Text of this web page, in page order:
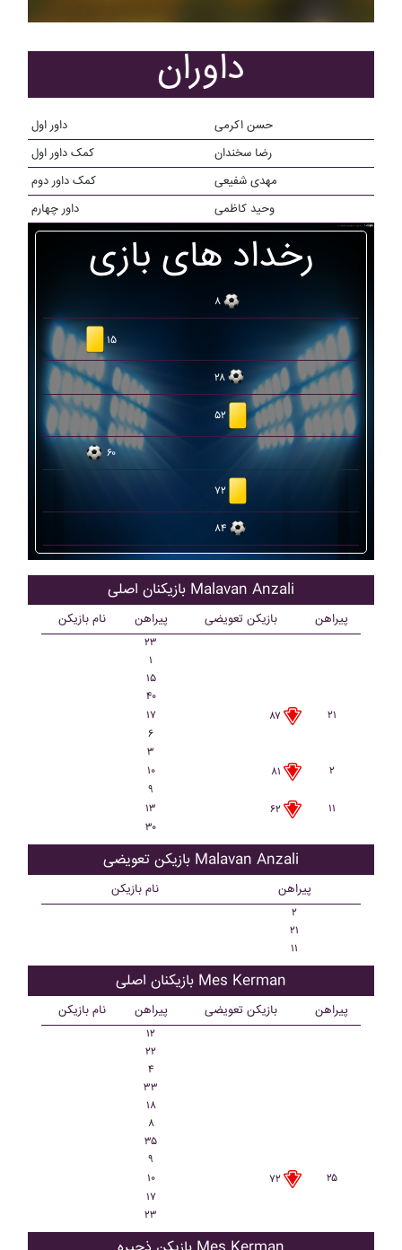
داوران
داور اول
حسن اکرمی
کمک داور اول
رضا سخندان
کمک داور دوم
مهدی شفیعی
داور چهارم
وحید کاظمی
رخداد های بازی
۸
۱۵
۲۸
۵۲
۶۰
۷۲
۸۴
بازیکنان اصلی Malavan Anzali
نام بازیکن پیراهن بازیکن تعویضی پیراهن
۲۳
۱
۱۵
۴۰
۱۷
۸۷
۲۱
۶
۳
۱۰
۸۱
۲
۹
۱۳
۶۲
۱۱
۳۰
بازیکن تعویضی Malavan Anzali
نام بازیکن پیراهن
۲
۲۱
۱۱
بازیکنان اصلی Mes Kerman
نام بازیکن پیراهن بازیکن تعویضی پیراهن
۱۲
۲۲
۴
۳۳
۱۸
۸
۳۵
۹
۱۰
۷۲
۲۵
۱۷
۲۳